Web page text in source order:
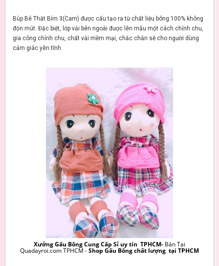
Búp Bê Thắt Bím 3(Cam) được cấu tạo ra từ chất liệu bông 100% không
độn mút. Đặc biệt, lớp vải bên ngoài được lên mẫu một cách chỉnh chu,
gia công chỉnh chu, chất vải mềm mại, chắc chắn sẽ cho người dùng
cảm giác yên tĩnh.
Xưởng Gấu Bông Cung Cấp Sỉ uy tín TPHCM- Bán Tại
Quadayroi.com TPHCM -Shop Gấu Bông chất lượng tại TPHCM